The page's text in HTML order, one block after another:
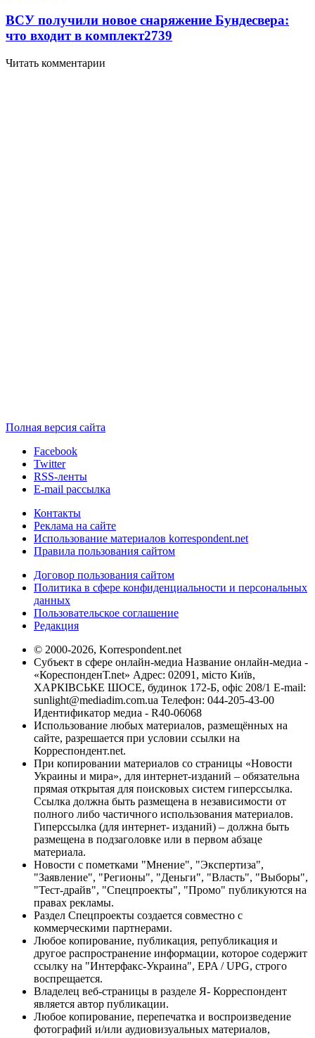
ВСУ получили новое снаряжение Бундесвера:
что входит в комплект2739
Читать комментарии
Полная версия сайта
Facebook
Twitter
RSS-ленты
E-mail рассылка
Контакты
Реклама на сайте
Использование материалов korrespondent.net
Правила пользования сайтом
Договор пользования сайтом
Политика в сфере конфиденциальности и персональных
данных
Пользовательское соглашение
Редакция
© 2000-2026, Korrespondent.net
Субъект в сфере онлайн-медиа Название онлайн-медиа -
«КореспонденТ.net» Адрес: 02091, місто Київ,
ХАРКІВСЬКЕ ШОСЕ, будинок 172-Б, офіс 208/1 E-mail:
sunlight@mediadim.com.ua Телефон: 044-205-43-00
Идентификатор медиа - R40-06068
Использование любых материалов, размещённых на
сайте, разрешается при условии ссылки на
Корреспондент.net.
При копировании материалов со страницы «Новости
Украины и мира», для интернет-изданий – обязательна
прямая открытая для поисковых систем гиперссылка.
Ссылка должна быть размещена в независимости от
полного либо частичного использования материалов.
Гиперссылка (для интернет- изданий) – должна быть
размещена в подзаголовке или в первом абзаце
материала.
Новости с пометками "Мнение", "Экспертиза",
"Заявление", "Регионы", "Деньги", "Власть", "Выборы",
"Тест-драйв", "Спецпроекты", "Промо" публикуются на
правах рекламы.
Раздел Спецпроекты создается совместно с
коммерческими партнерами.
Любое копирование, публикация, републикация и
другое распространение информации, которое содержит
ссылку на "Интерфакс-Украина", EPA / UPG, строго
воспрещается.
Владелец веб-страницы в разделе Я- Корреспондент
является автор публикации.
Любое копирование, перепечатка и воспроизведение
фотографий и/или аудиовизуальных материалов,